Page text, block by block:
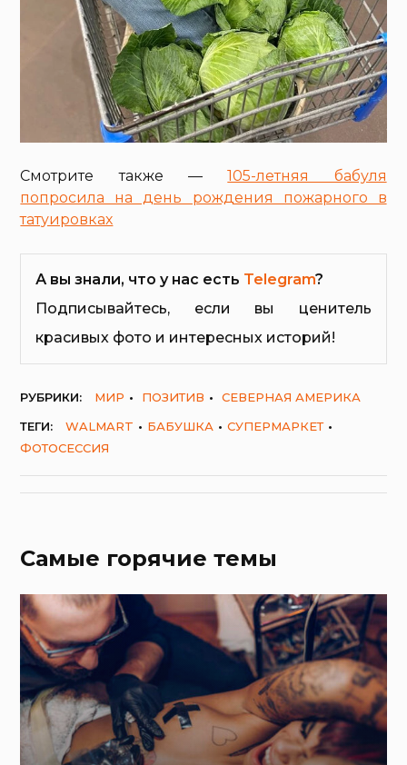
Смотрите также —105-летняя бабуля
попросила на день рождения пожарного в
татуировках
А вы знали, что у нас есть Telegram?
Подписывайтесь, если вы ценитель
красивых фото и интересных историй!
РУБРИКИ: МИР ПОЗИТИВ
СЕВЕРНАЯ АМЕРИКА
ТЕГИ:
WALMART БАБУШКА
СУПЕРМАРКЕТ
ФОТОСЕССИЯ
Самые горячие темы